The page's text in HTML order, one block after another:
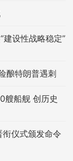
建设性战略稳定”
酿特朗普遇刺
艘船舰 创历史
仪式颁发命令